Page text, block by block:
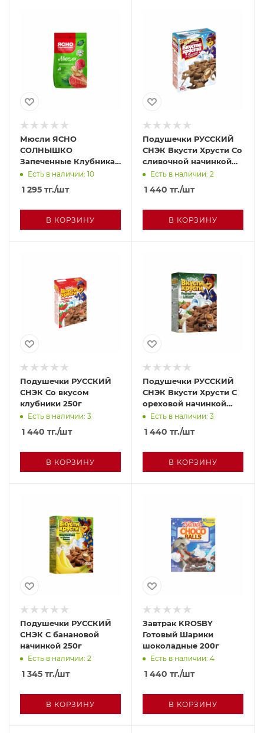
Мюсли ЯСНО
СОЛНЫШКО
Запеченные Клубника
и малина 300г
Есть в наличии: 10
1 295 тг./шт
В КОРЗИНУ
Подушечки РУССКИЙ
СНЭК Вкусти Хрусти Со
сливочной начинкой
250гЕсть в наличии: 2
1 440 тг./шт
В КОРЗИНУ
Подушечки РУССКИЙ
СНЭК Со вкусом
клубники 250г
Есть в наличии: 3
1 440 тг./шт
В КОРЗИНУ
Подушечки РУССКИЙ
СНЭК Вкусти Хрусти С
ореховой начинкой
250гЕсть в наличии: 3
1 440 тг./шт
В КОРЗИНУ
Подушечки РУССКИЙ
СНЭК С банановой
начинкой 250г
Есть в наличии: 2
1 345 тг./шт
В КОРЗИНУ
Завтрак KROSBY
Готовый Шарики
шоколадные 200г
Есть в наличии: 4
1 440 тг./шт
В КОРЗИНУ